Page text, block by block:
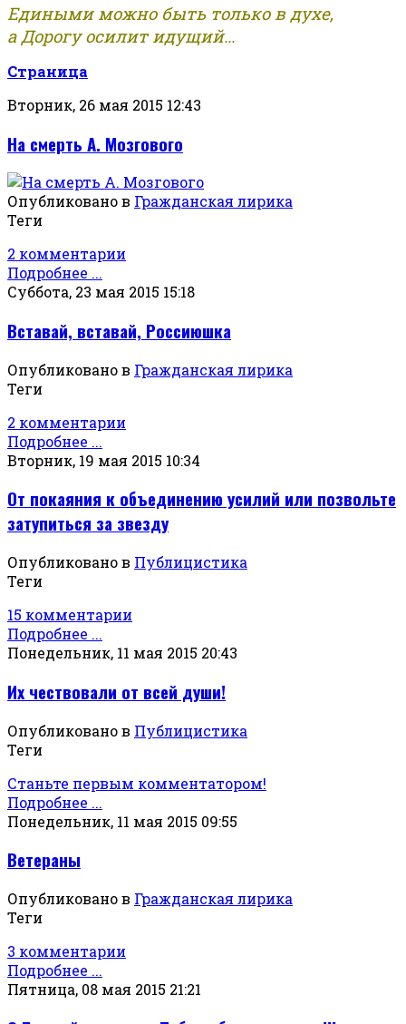
Едиными можно быть только в духе,
а Дорогу осилит идущий...
Страница
Вторник, 26 мая 2015 12:43
На смерть А. Мозгового
Опубликовано в Гражданская лирика
Теги
2 комментарии
Подробнее ...
Суббота, 23 мая 2015 15:18
Вставай, вставай, Россиюшка
Опубликовано в Гражданская лирика
Теги
2 комментарии
Подробнее ...
Вторник, 19 мая 2015 10:34
От покаяния к объединению усилий или позвольте
затупиться за звезду
Опубликовано в Публицистика
Теги
15 комментарии
Подробнее ...
Понедельник, 11 мая 2015 20:43
Их чествовали от всей души!
Опубликовано в Публицистика
Теги
Станьте первым комментатором!
Подробнее ...
Понедельник, 11 мая 2015 09:55
Ветераны
Опубликовано в Гражданская лирика
Теги
3 комментарии
Подробнее ...
Пятница, 08 мая 2015 21:21